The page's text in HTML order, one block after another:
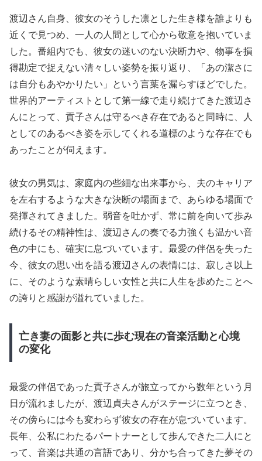
渡辺さん自身、彼女のそうした凛とした生き様を誰よりも
近くで見つめ、一人の人間として心から敬意を抱いていま
した。番組内でも、彼女の迷いのない決断力や、物事を損
得勘定で捉えない清々しい姿勢を振り返り、「あの潔さに
は自分もあやかりたい」という言葉を漏らすほどでした。
世界的アーティストとして第一線で走り続けてきた渡辺さ
んにとって、貢子さんは守るべき存在であると同時に、人
としてのあるべき姿を示してくれる道標のような存在でも
あったことが伺えます。
彼女の男気は、家庭内の些細な出来事から、夫のキャリア
を左右するような大きな決断の場面まで、あらゆる場面で
発揮されてきました。弱音を吐かず、常に前を向いて歩み
続けるその精神性は、渡辺さんの奏でる力強くも温かい音
色の中にも、確実に息づいています。最愛の伴侶を失った
今、彼女の思い出を語る渡辺さんの表情には、寂しさ以上
に、そのような素晴らしい女性と共に人生を歩めたことへ
の誇りと感謝が溢れていました。
亡き妻の面影と共に歩む現在の音楽活動と心境
の変化
最愛の伴侶であった貢子さんが旅立ってから数年という月
日が流れましたが、渡辺貞夫さんがステージに立つとき、
その傍らには今も変わらず彼女の存在が息づいています。
長年、公私にわたるパートナーとして歩んできた二人にと
って、音楽は共通の言語であり、分かち合ってきた夢その